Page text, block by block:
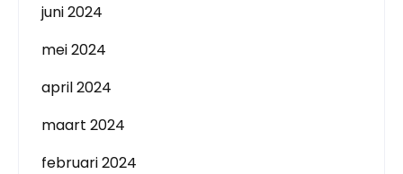
juni 2024
mei 2024
april 2024
maart 2024
februari 2024